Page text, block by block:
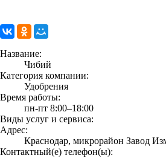
Название:
Чибий
Категория компании:
Удобрения
Время работы:
пн-пт 8:00–18:00
Виды услуг и сервиса:
Адрес:
Краснодар, микрорайон Завод
Контактный(е) телефон(ы):